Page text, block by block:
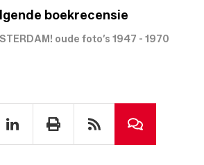
boekrecensie
oude foto’s 1947 - 1970